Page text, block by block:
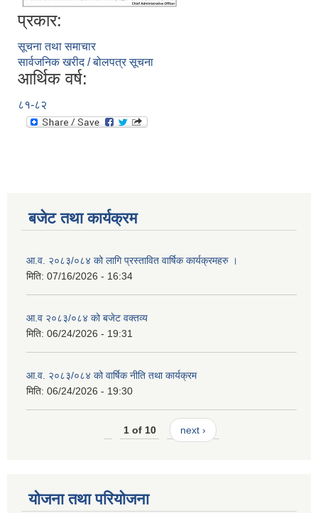
प्रकार:
सूचना तथा समाचार
सार्वजनिक खरीद / बोलपत्र सूचना
आर्थिक वर्ष:
८१-८२
बजेट तथा कार्यक्रम
आ.व. २०८३/०८४ को लागि प्रस्तावित वार्षिक कार्यक्रमहरु ।
मिति: 07/16/2026 - 16:34
आ.व २०८३/०८४ को बजेट वक्तव्य
मिति: 06/24/2026 - 19:31
आ.व. २०८३/०८४ को वार्षिक नीति तथा कार्यक्रम
मिति: 06/24/2026 - 19:30
1 of 10 next ›
योजना तथा परियोजना